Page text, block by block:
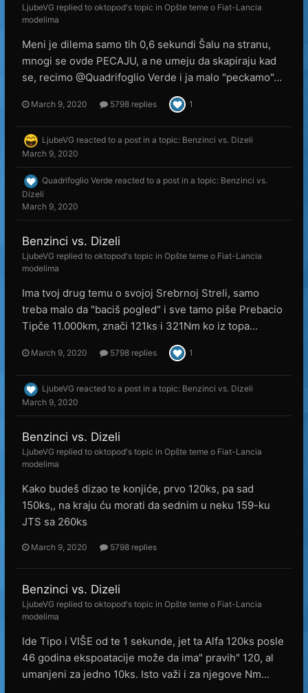
LjubeVG replied to oktopod's topic in Opšte teme o Fiat-Lancia
modelima
Meni je dilema samo tih 0,6 sekundi Šalu na stranu,
mnogi se ovde PECAJU, a ne umeju da skapiraju kad
se, recimo @Quadrifoglio Verde i ja malo "peckamo"...
March 9, 2020 5798 replies 1
LjubeVG reacted to a post in a topic: Benzinci vs. Dizeli
March 9, 2020
Quadrifoglio Verde reacted to a post in a topic: Benzinci vs.
Dizeli
March 9, 2020
Benzinci vs. Dizeli
LjubeVG replied to oktopod's topic in Opšte teme o Fiat-Lancia
modelima
Ima tvoj drug temu o svojoj Srebrnoj Streli, samo
treba malo da "baciš pogled" i sve tamo piše Prebacio
Tipče 11.000km, znači 121ks i 321Nm ko iz topa...
March 9, 2020 5798 replies 1
LjubeVG reacted to a post in a topic: Benzinci vs. Dizeli
March 9, 2020
Benzinci vs. Dizeli
LjubeVG replied to oktopod's topic in Opšte teme o Fiat-Lancia
modelima
Kako budeš dizao te konjiće, prvo 120ks, pa sad
150ks,, na kraju ću morati da sednim u neku 159-ku
JTS sa 260ks
March 9, 2020 5798 replies
Benzinci vs. Dizeli
LjubeVG replied to oktopod's topic in Opšte teme o Fiat-Lancia
modelima
Ide Tipo i VIŠE od te 1 sekunde, jet ta Alfa 120ks posle
46 godina ekspoatacije može da ima" pravih" 120, al
umanjeni za jedno 10ks. Isto važi i za njegove Nm...